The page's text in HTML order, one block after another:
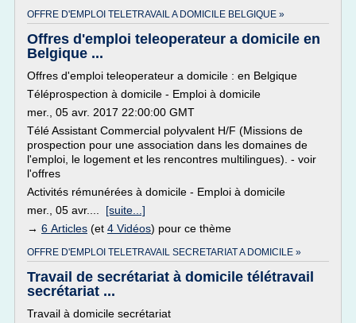
OFFRE D'EMPLOI TELETRAVAIL A DOMICILE BELGIQUE »
Offres d'emploi teleoperateur a domicile en
Belgique ...
Offres d'emploi teleoperateur a domicile : en Belgique
Téléprospection à domicile - Emploi à domicile
mer., 05 avr. 2017 22:00:00 GMT
Télé Assistant Commercial polyvalent H/F (Missions de
prospection pour une association dans les domaines de
l'emploi, le logement et les rencontres multilingues). - voir
l'offres
Activités rémunérées à domicile - Emploi à domicile
mer., 05 avr.... [suite...]
→ 6 Articles (et 4 Vidéos) pour ce thème
OFFRE D'EMPLOI TELETRAVAIL SECRETARIAT A DOMICILE »
Travail de secrétariat à domicile télétravail
secrétariat ...
Travail à domicile secrétariat